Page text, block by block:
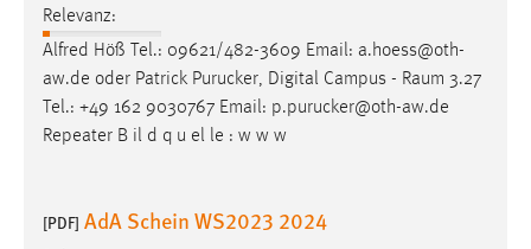
Relevanz:
Alfred Höß Tel.: 09621/482-3609 Email: a.hoess@oth-
aw.de oder Patrick Purucker, Digital Campus - Raum 3.27
Tel.: +49 162 9030767 Email: p.purucker@oth-aw.de
Repeater B il d q u el le : w w w
[PDF] AdA Schein WS2023 2024
Name:
staticfilecache
Zweck:
Für performante Seitenauslieferung wird in diesem Cookie
gespeichert, ob man eingeloggt ist.